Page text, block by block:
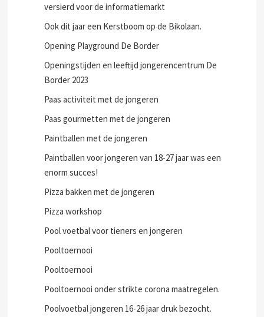
versierd voor de informatiemarkt
Ook dit jaar een Kerstboom op de Bikolaan.
Opening Playground De Border
Openingstijden en leeftijd jongerencentrum De
Border 2023
Paas activiteit met de jongeren
Paas gourmetten met de jongeren
Paintballen met de jongeren
Paintballen voor jongeren van 18-27 jaar was een
enorm succes!
Pizza bakken met de jongeren
Pizza workshop
Pool voetbal voor tieners en jongeren
Pooltoernooi
Pooltoernooi
Pooltoernooi onder strikte corona maatregelen.
Poolvoetbal jongeren 16-26 jaar druk bezocht.